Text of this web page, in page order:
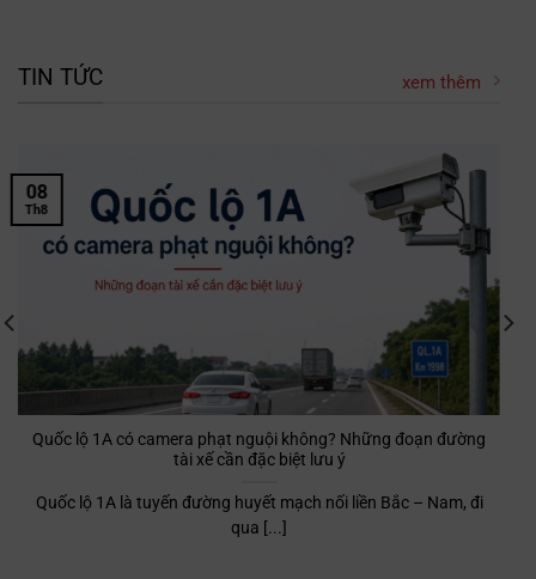
TIN TỨC xem thêm
Quốc lộ 1A có camera phạt nguội không? Những đoạn đường
tài xế cần đặc biệt lưu ý
Quốc lộ 1A là tuyến đường huyết mạch nối liền Bắc – Nam, đi
qua [...]
08
Th8